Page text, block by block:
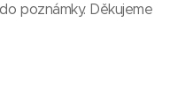
poznámky. Děkujeme